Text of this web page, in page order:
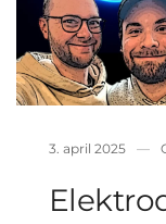
3. april 2025